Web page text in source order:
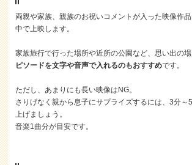
両親や家族、親族のお祝いコメントが入った映像作
中で上映します。
家族旅行で行った場所や近所の公園など、思い出の場
ピソードを文字や音声で入れるのもおすすめです。
ただし、あまりにも長い映像はNG。
さりげなく親から息子にサプライズするには、3分～
上げましょう。
音楽1曲分が目安です。